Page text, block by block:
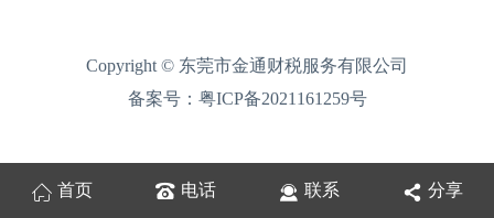
Copyright © 东莞市金通财税服务有限公司
备案号： 粤ICP备2021161259号
首页 电话 联系 分享